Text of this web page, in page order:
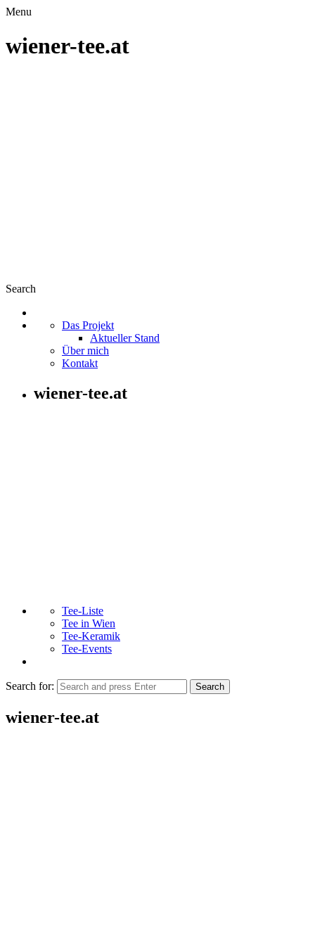
Menu
wiener-tee.at
Search
Das Projekt
Aktueller Stand
Über mich
Kontakt
wiener-tee.at
Tee-Liste
Tee in Wien
Tee-Keramik
Tee-Events
Search for: Search
wiener-tee.at